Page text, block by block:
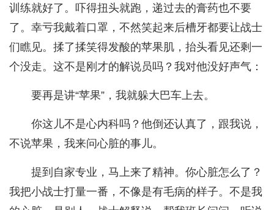
训练就好了。吓得扭头就跑，递过去的膏药也不要
了。幸亏我戴着口罩，不然笑起来后槽牙都要让战士
们瞧见。揉了揉笑得发酸的苹果肌，抬头看见还剩一
个没走。这不是刚才的解说员吗？我对他没好声气：
要再是讲“苹果”，我就躲大巴车上去。
你这儿不是心内科吗？他倒还认真了，跟我说，
不说苹果，我来问心脏的事儿。
提到自家专业，马上来了精神。你心脏怎么了？
我把小战士打量一番，不像是有毛病的样子。不是我